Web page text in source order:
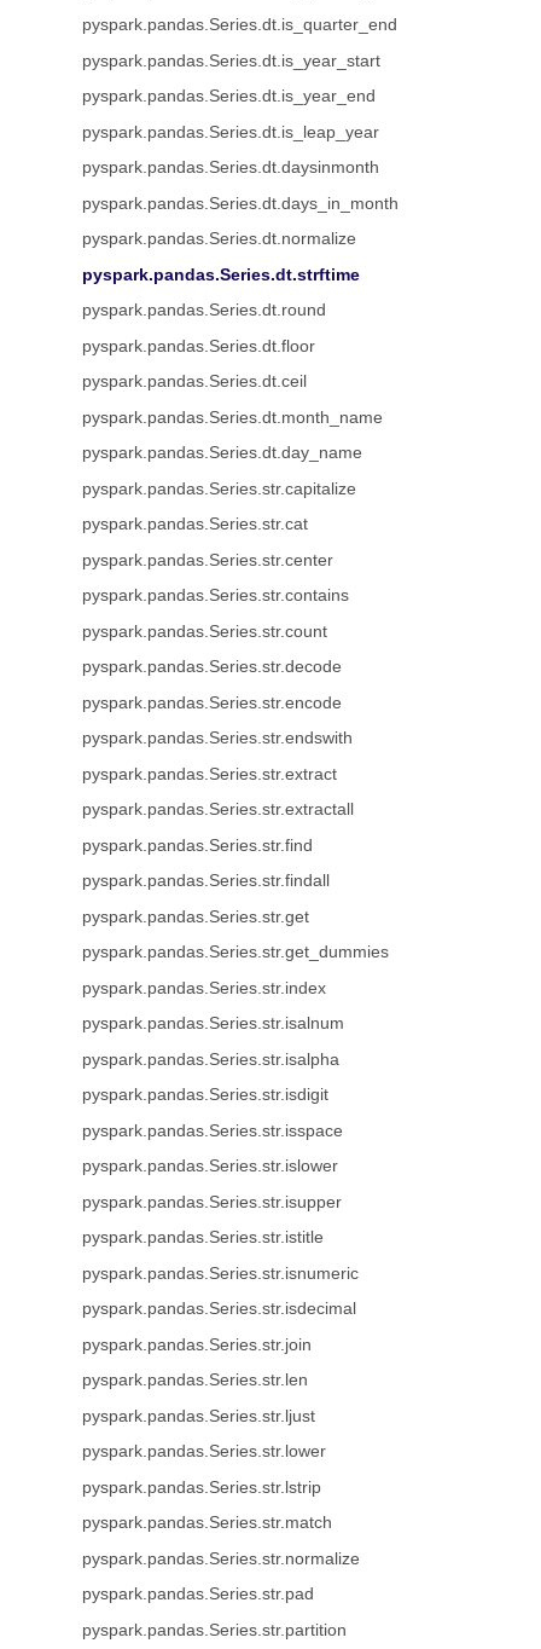
pyspark.pandas.Series.dt.is_quarter_end
pyspark.pandas.Series.dt.is_year_start
pyspark.pandas.Series.dt.is_year_end
pyspark.pandas.Series.dt.is_leap_year
pyspark.pandas.Series.dt.daysinmonth
pyspark.pandas.Series.dt.days_in_month
pyspark.pandas.Series.dt.normalize
pyspark.pandas.Series.dt.strftime
pyspark.pandas.Series.dt.round
pyspark.pandas.Series.dt.floor
pyspark.pandas.Series.dt.ceil
pyspark.pandas.Series.dt.month_name
pyspark.pandas.Series.dt.day_name
pyspark.pandas.Series.str.capitalize
pyspark.pandas.Series.str.cat
pyspark.pandas.Series.str.center
pyspark.pandas.Series.str.contains
pyspark.pandas.Series.str.count
pyspark.pandas.Series.str.decode
pyspark.pandas.Series.str.encode
pyspark.pandas.Series.str.endswith
pyspark.pandas.Series.str.extract
pyspark.pandas.Series.str.extractall
pyspark.pandas.Series.str.find
pyspark.pandas.Series.str.findall
pyspark.pandas.Series.str.get
pyspark.pandas.Series.str.get_dummies
pyspark.pandas.Series.str.index
pyspark.pandas.Series.str.isalnum
pyspark.pandas.Series.str.isalpha
pyspark.pandas.Series.str.isdigit
pyspark.pandas.Series.str.isspace
pyspark.pandas.Series.str.islower
pyspark.pandas.Series.str.isupper
pyspark.pandas.Series.str.istitle
pyspark.pandas.Series.str.isnumeric
pyspark.pandas.Series.str.isdecimal
pyspark.pandas.Series.str.join
pyspark.pandas.Series.str.len
pyspark.pandas.Series.str.ljust
pyspark.pandas.Series.str.lower
pyspark.pandas.Series.str.lstrip
pyspark.pandas.Series.str.match
pyspark.pandas.Series.str.normalize
pyspark.pandas.Series.str.pad
pyspark.pandas.Series.str.partition